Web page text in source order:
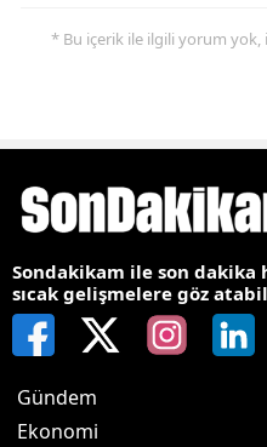
* Bu içerik ile ilgili yorum yok,
Sondakikam ile son
sıcak gelişmelere göz
Gündem
Ekonomi